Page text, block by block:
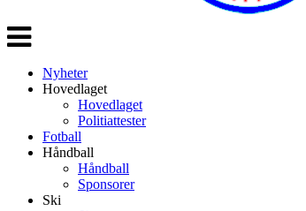
Veksle
navigasjon
Nyheter
Hovedlaget
Hovedlaget
Politiattester
Fotball
Håndball
Håndball
Sponsorer
Ski